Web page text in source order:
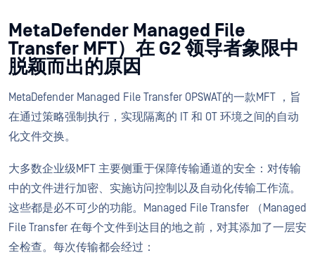
MetaDefender Managed File
Transfer MFT）在 G2 领导者象限中
脱颖而出的原因
MetaDefender Managed File Transfer OPSWAT的一款MFT ，旨
在通过策略强制执行，实现隔离的 IT 和 OT 环境之间的自动
化文件交换。
大多数企业级MFT 主要侧重于保障传输通道的安全：对传输
中的文件进行加密、实施访问控制以及自动化传输工作流。
这些都是必不可少的功能。Managed File Transfer （Managed
File Transfer 在每个文件到达目的地之前，对其添加了一层安
全检查。每次传输都会经过：